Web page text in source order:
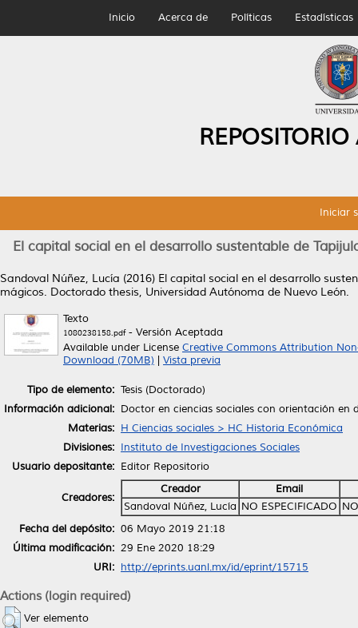
Inicio Acerca de Políticas Estadísticas
Iniciar
El capital social en el desarrollo sustentable de
Sandoval Núñez, Lucía (2016) El capital social en el desarrollo
mágicos. Doctorado thesis, Universidad Autónoma de Nuevo León.
Texto
1080238158.pdf- Versión Aceptada
Available under License Creative Commons Attribution
Download (70MB)
Vista previa
Tipo de elemento: Tesis (Doctorado)
Información adicional: Doctor en ciencias sociales con orientación en
Materias: H Ciencias sociales > HC Historia Económica
Divisiones: Instituto de Investigaciones Sociales
Usuario depositante: Editor Repositorio
Creadores:
Creador
Email
Sandoval Núñez, Lucía NO ESPECIFICADO
Fecha del depósito: 06 Mayo 2019 21:18
Última modificación: 29 Ene 2020 18:29
URI: http://eprints.uanl.mx/id/eprint/15715
Actions (login required)
Ver elemento